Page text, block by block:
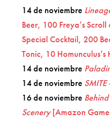
14 de noviembre
Beer, 100 Freya’s
Special Cocktail, 200
Tonic, 10 Homunculus’s
14 de noviembre
14 de noviembre SMITE
16 de noviembre
Scenery[Amazon